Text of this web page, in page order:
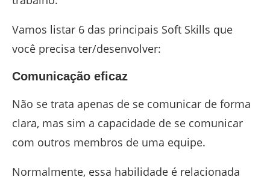
Vamos listar 6 das principais Soft Skills que
você precisa ter/desenvolver:
Comunicação eficaz
Não se trata apenas de se comunicar de forma
clara, mas sim a capacidade de se comunicar
com outros membros de uma equipe.
Normalmente, essa habilidade é relacionada